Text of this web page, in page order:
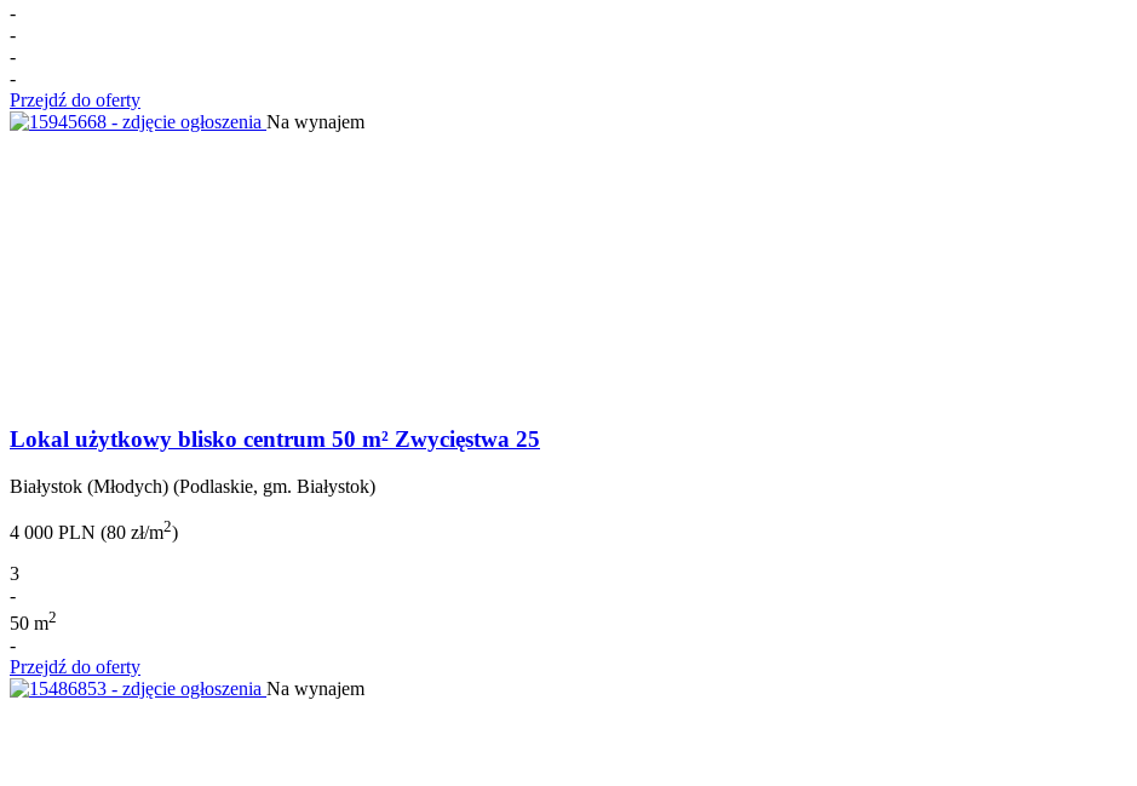
-
-
-
-
Przejdź do oferty
Na wynajem
Lokal użytkowy blisko centrum 50 m² Zwycięstwa 25
Białystok (Młodych) (Podlaskie, gm. Białystok)
4 000 PLN (80 zł/m2)
3
-
50 m2
-
Przejdź do oferty
Na wynajem